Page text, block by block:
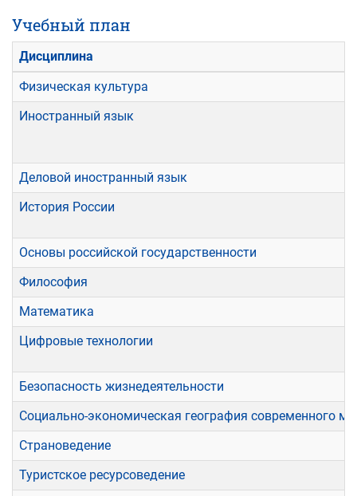
Учебный план
Дисциплина
Физическая культура
Иностранный язык
Деловой иностранный язык
История России
Основы российской государственности
Философия
Математика
Цифровые технологии
Безопасность жизнедеятельности
Социально-экономическая география современного
Страноведение
Туристское ресурсоведение